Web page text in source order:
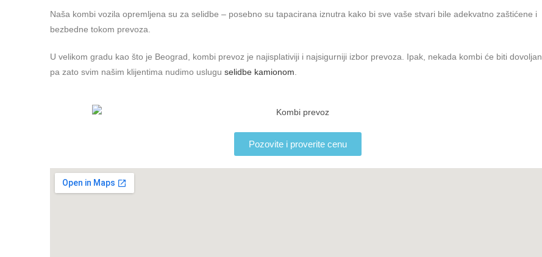
Naša kombi vozila opremljena su za selidbe – posebno su tapacirana iznutra kako bi sve vaše stvari bile adekvatno zaštićene i
bezbedne tokom prevoza.
U velikom gradu kao što je Beograd, kombi prevoz je najisplativiji i najsigurniji izbor prevoza. Ipak, nekada kombi će biti dovoljan,
pa zato svim našim klijentima nudimo uslugu selidbe kamionom
Pozovite i proverite cenu